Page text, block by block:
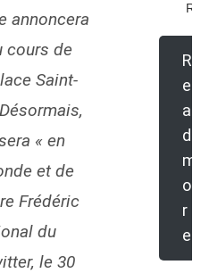
annoncera
cours de
Saint-
« en
et de
Frédéric
du
le 30
R
e
a
d
m
o
r
e